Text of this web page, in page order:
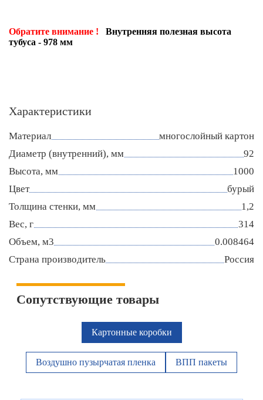
Обратите внимание ! Внутренняя полезная высота
тубуса - 978 мм
Характеристики
Материал
многослойный картон
Диаметр (внутренний), мм
92
Высота, мм
1000
Цвет
бурый
Толщина стенки, мм
1,2
Вес, г
314
Объем, м3
0.008464
Страна производитель
Россия
Сопутствующие товары
Картонные коробки
Воздушно пузырчатая пленка ВПП пакеты